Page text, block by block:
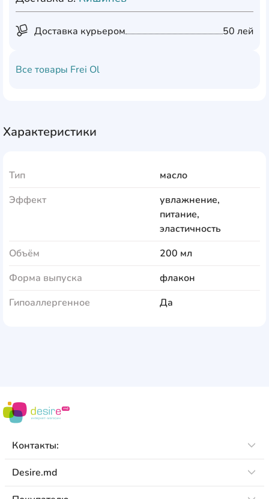
Доставка курьером 50 лей
Все товары Frei Ol
Характеристики
Тип
масло
Эффект
увлажнение,
питание,
эластичность
Объём
200 мл
Форма выпуска
флакон
Гипоаллергенное
Да
Контакты:
Desire.md